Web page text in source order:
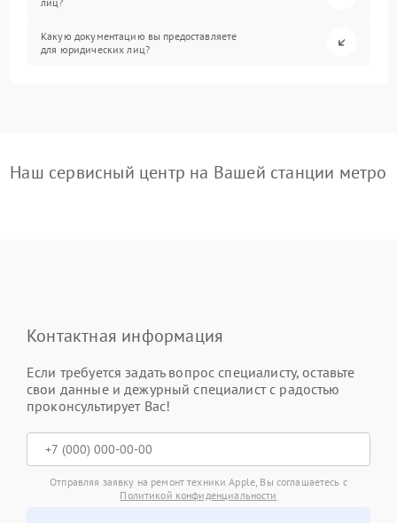
Какую документацию вы предоставляете
для юридических лиц?
Наш сервисный центр на Вашей станции метро
Контактная информация
Если требуется задать вопрос специалисту, оставьте
свои данные и дежурный специалист с радостью
проконсультирует Вас!
Отправляя заявку на ремонт техники Apple, Вы соглашаетесь с
Политикой конфиденциальности